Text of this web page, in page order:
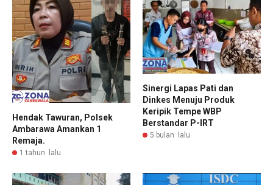
Hendak Tawuran, Polsek
Ambarawa Amankan 1
Remaja.
1 tahun lalu
Sinergi Lapas Pati dan
Dinkes Menuju Produk
Keripik Tempe WBP
Berstandar P-IRT
5 bulan lalu